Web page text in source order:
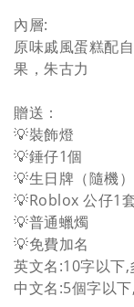
內層:
原味戚風蛋糕配
果，朱古力
贈送：
💡裝飾燈
💡錘仔1個
💡生日牌（隨機）
💡Roblox 公仔1
💡普通蠟燭
💡免費加名
英文名:10字以下
中文名:5個字以